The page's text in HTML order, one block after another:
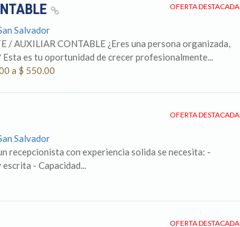
OFERTA DESTACADA
Salvador
/ AUXILIAR CONTABLE ¿Eres una persona organizada,
es tu oportunidad de crecer profesionalmente...
a $ 550.00
OFERTA DESTACADA
Salvador
recepcionista con experiencia solida se necesita: -
- Capacidad...
OFERTA DESTACADA